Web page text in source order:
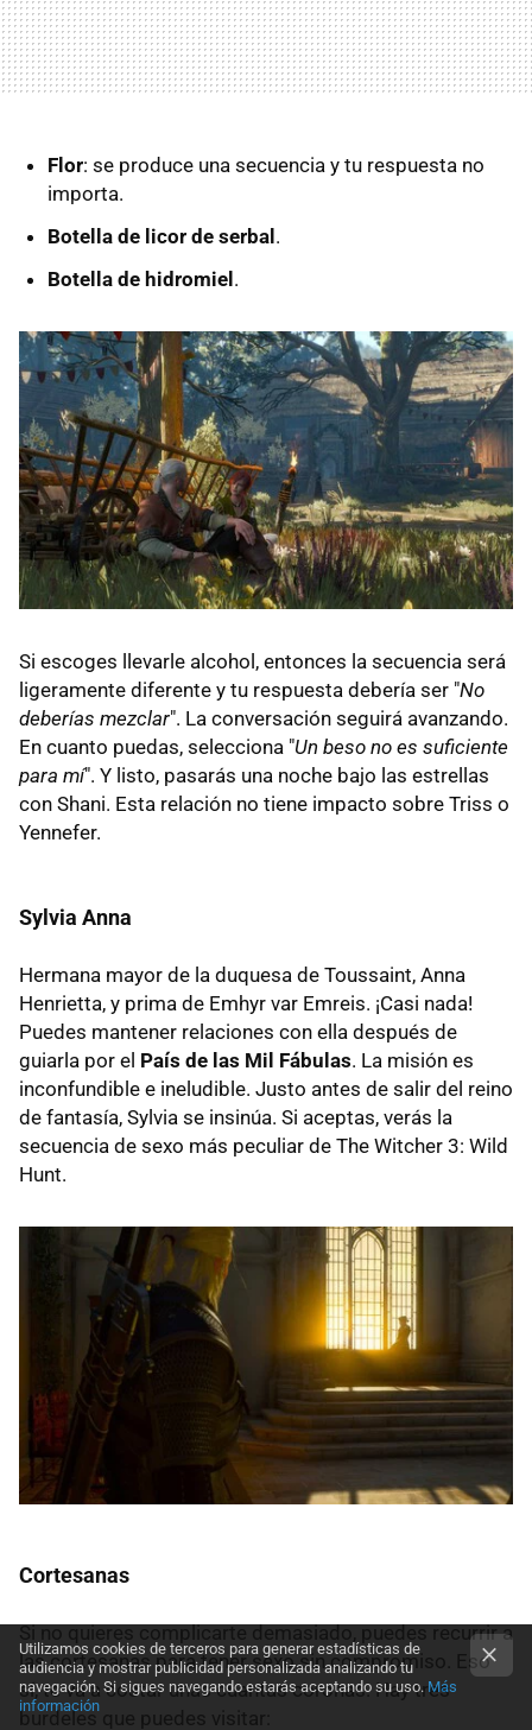
Flor: se produce una secuencia y tu respuesta no
importa.
Botella de licor de serbal.
Botella de hidromiel.
Si escoges llevarle alcohol, entonces la secuencia será
ligeramente diferente y tu respuesta debería ser "No
deberías mezclar". La conversación seguirá avanzando.
En cuanto puedas, selecciona "Un beso no es suficiente
para mí". Y listo, pasarás una noche bajo las estrellas
con Shani. Esta relación no tiene impacto sobre Triss o
Yennefer.
Sylvia Anna
Hermana mayor de la duquesa de Toussaint, Anna
Henrietta, y prima de Emhyr var Emreis. ¡Casi nada!
Puedes mantener relaciones con ella después de
guiarla por el País de las Mil Fábulas. La misión es
inconfundible e ineludible. Justo antes de salir del reino
de fantasía, Sylvia se insinúa. Si aceptas, verás la
secuencia de sexo más peculiar de The Witcher 3: Wild
Hunt.
Cortesanas
Si no quieres complicarte demasiado, puedes recurrir a
las cortesanas para tener sexo sin compromiso. Eso
sí, te va a costar unas cuantas coronas. Hay tres
burdeles que puedes visitar:
Utilizamos cookies de terceros para generar estadísticas de
audiencia y mostrar publicidad personalizada analizando tu
navegación. Si sigues navegando estarás aceptando su uso. Más
información